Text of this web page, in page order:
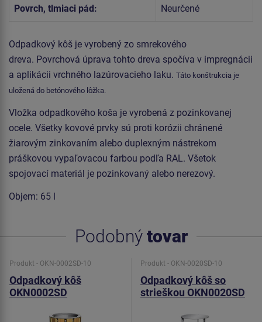
Povrch, tlmiaci pád: Neurčené
Odpadkový kôš je vyrobený zo smrekového
dreva. Povrchová úprava tohto dreva spočíva v impregnácii
a aplikácii vrchného lazúrovacieho laku. Táto konštrukcia je
uložená do betónového lôžka.
Vložka odpadkového koša je vyrobená z pozinkovanej
ocele. Všetky kovové prvky sú proti korózii chránené
žiarovým zinkovaním alebo duplexným nástrekom
práškovou vypaľovacou farbou podľa RAL. Všetok
spojovací materiál je pozinkovaný alebo nerezový.
Objem: 65 l
Podobný tovar
Produkt - OKN-0002SD-10
Odpadkový kôš
OKN0002SD
Produkt - OKN-0020SD-10
Odpadkový kôš so
strieškou OKN0020SD